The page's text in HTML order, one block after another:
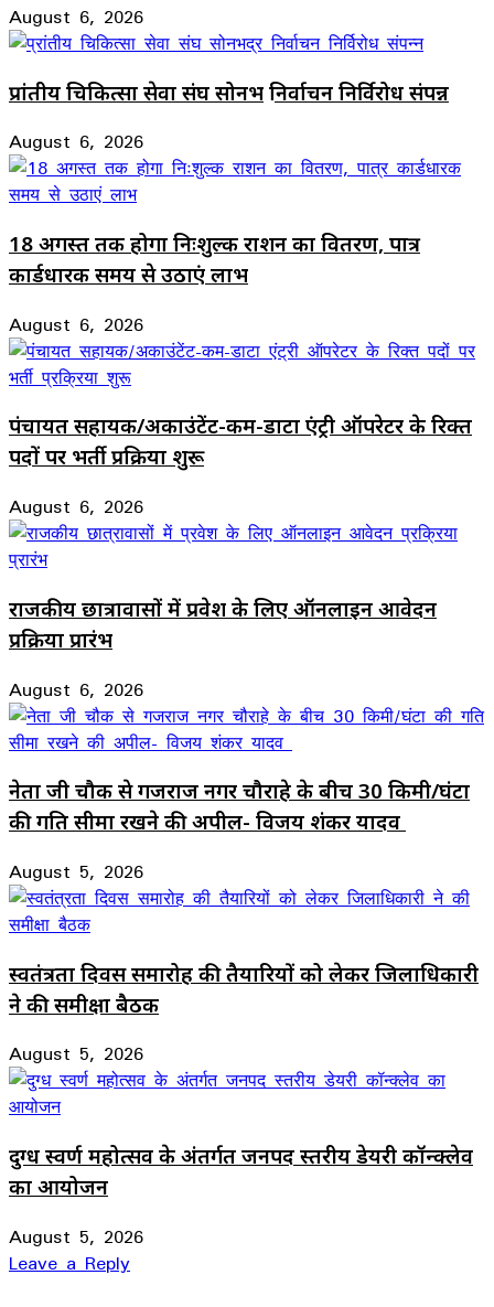
August 6, 2026
प्रांतीय चिकित्सा सेवा संघ सोनभद्र निर्वाचन निर्विरोध संपन्न
August 6, 2026
18 अगस्त तक होगा निःशुल्क राशन का वितरण, पात्र
कार्डधारक समय से उठाएं लाभ
August 6, 2026
पंचायत सहायक/अकाउंटेंट-कम-डाटा एंट्री ऑपरेटर के रिक्त
पदों पर भर्ती प्रक्रिया शुरू
August 6, 2026
राजकीय छात्रावासों में प्रवेश के लिए ऑनलाइन आवेदन
प्रक्रिया प्रारंभ
August 6, 2026
नेता जी चौक से गजराज नगर चौराहे के बीच 30 किमी/घंटा
की गति सीमा रखने की अपील- विजय शंकर यादव
August 5, 2026
स्वतंत्रता दिवस समारोह की तैयारियों को लेकर जिलाधिकारी
ने की समीक्षा बैठक
August 5, 2026
दुग्ध स्वर्ण महोत्सव के अंतर्गत जनपद स्तरीय डेयरी कॉन्क्लेव
का आयोजन
August 5, 2026
Leave a Reply